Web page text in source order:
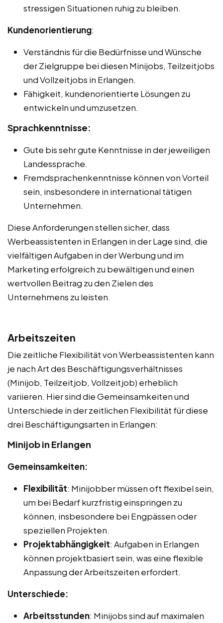
stressigen Situationen ruhig zu bleiben.
Kundenorientierung:
Verständnis für die Bedürfnisse und Wünsche
der Zielgruppe bei diesen Minijobs, Teilzeitjobs
und Vollzeitjobs in Erlangen.
Fähigkeit, kundenorientierte Lösungen zu
entwickeln und umzusetzen.
Sprachkenntnisse:
Gute bis sehr gute Kenntnisse in der jeweiligen
Landessprache.
Fremdsprachenkenntnisse können von Vorteil
sein, insbesondere in international tätigen
Unternehmen.
Diese Anforderungen stellen sicher, dass
Werbeassistenten in Erlangen in der Lage sind, die
vielfältigen Aufgaben in der Werbung und im
Marketing erfolgreich zu bewältigen und einen
wertvollen Beitrag zu den Zielen des
Unternehmens zu leisten.
Arbeitszeiten
Die zeitliche Flexibilität von Werbeassistenten kann
je nach Art des Beschäftigungsverhältnisses
(Minijob, Teilzeitjob, Vollzeitjob) erheblich
variieren. Hier sind die Gemeinsamkeiten und
Unterschiede in der zeitlichen Flexibilität für diese
drei Beschäftigungsarten in Erlangen:
Minijob in Erlangen
Gemeinsamkeiten:
Flexibilität: Minijobber müssen oft flexibel sein,
um bei Bedarf kurzfristig einspringen zu
können, insbesondere bei Engpässen oder
speziellen Projekten.
Projektabhängigkeit: Aufgaben in Erlangen
können projektbasiert sein, was eine flexible
Anpassung der Arbeitszeiten erfordert.
Unterschiede:
Arbeitsstunden: Minijobs sind auf maximalen